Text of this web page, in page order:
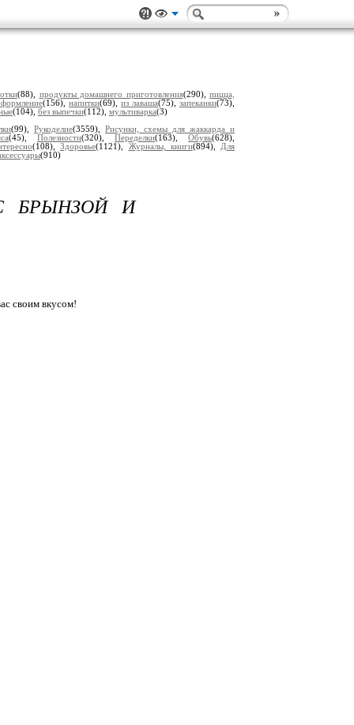
(88), продукты домашнего приготовления(290), пицца,
(156),напитки(69),из лаваша(75),запеканки(73),
(104), без выпечки(112), мультиварка(3)
(99), Рукоделие(3559), Рисунки, схемы для жаккарда и
(45), Полезности(320), Переделки(163), Обувь(628),
(108),Здоровье(1121), Журналы, книги(894), Для
(910)
БРЫНЗОЙ И
своим вкусом!